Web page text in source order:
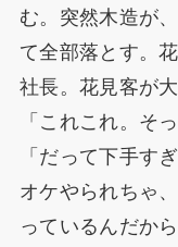
む。突然木造が
て全部落とす。
社長。花見客が大
「これこれ。そ
「だって下手す
オケやられちゃ
っているんだか